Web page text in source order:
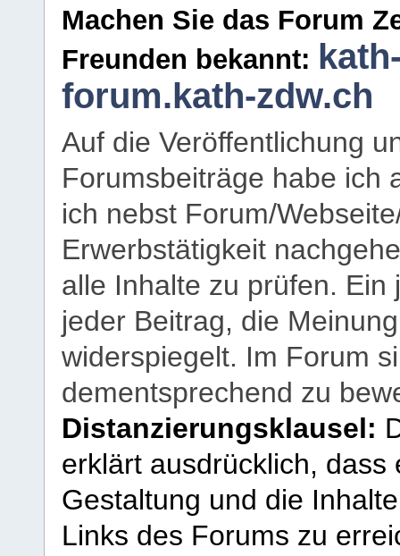
Machen Sie das Forum
Freunden bekannt:
forum.kath-zdw.ch
Auf die Veröffentlichung
Forumsbeiträge habe ich
ich nebst Forum/
Erwerbstätigkeit
alle Inhalte zu prüfen.
jeder Beitrag, die
widerspiegelt. Im Forum
dementsprechend zu
Distanzierungsklausel:
erklärt ausdrücklich,
Gestaltung und die
Links des Forums zu